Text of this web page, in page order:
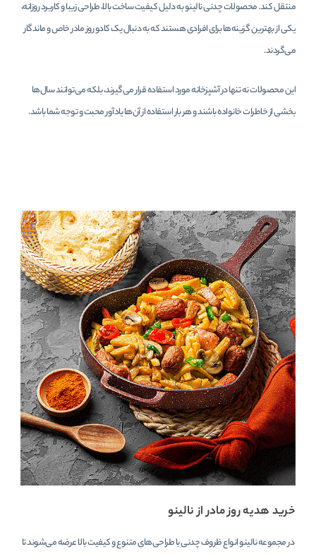
منتقل کند. محصولات چدنی نالینو به دلیل کیفیت ساخت بالا، طراحی زیبا و کاربرد روزانه،
یکی از بهترین گزینه‌ها برای افرادی هستند که به دنبال یک کادو روز مادر خاص و ماندگار
می‌گردند.
این محصولات نه تنها در آشپزخانه مورد استفاده قرار می‌گیرند، بلکه می‌توانند سال‌ها
بخشی از خاطرات خانواده باشند و هر بار استفاده از آن‌ها یادآور محبت و توجه شما باشد.
خرید هدیه روز مادر از نالینو
در مجموعه نالینو انواع ظروف چدنی با طراحی‌های متنوع و کیفیت بالا عرضه می‌شوند تا